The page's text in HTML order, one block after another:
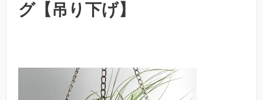
グ【吊り下げ】